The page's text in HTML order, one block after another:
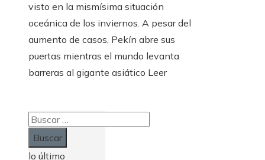
visto en la mismísima situación
oceánica de los inviernos. A pesar del
aumento de casos, Pekín abre sus
puertas mientras el mundo levanta
barreras al gigante asiático Leer
Buscar:
lo último